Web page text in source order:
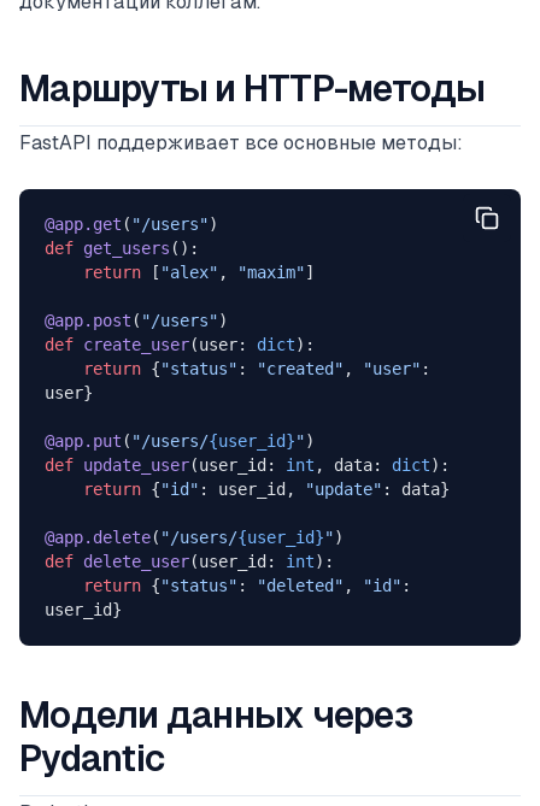
Маршруты и HTTP-методы
FastAPI поддерживает все основные методы:
@app.get ( "/users")
def get_users ():
    return
[ "alex" , "maxim"]
@app.post ( "/users")
def create_user(user: dict):
    return
{"status" : "created" , "user" :
user}
@app.put ( "/users/{user_id}")
def update_user(user_id: int , data: dict):
    return
{"id" : user_id, "update" : data}
@app.delete( "/users/{user_id}")
def delete_user(user_id: int):
    return
{"status" : "deleted" , "id" :
user_id}
Модели данных через
Pydantic